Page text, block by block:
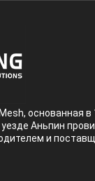
основанная в
Аньпин
и